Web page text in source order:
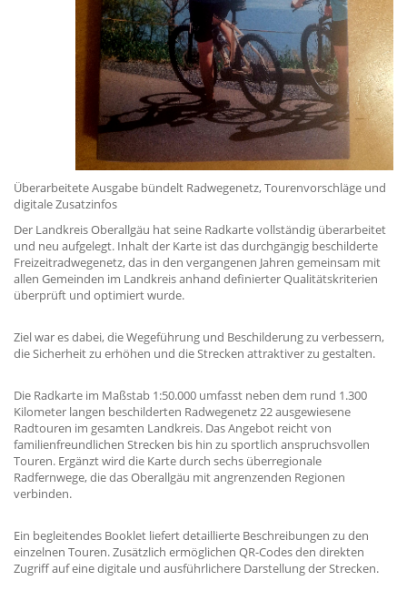
Überarbeitete Ausgabe bündelt Radwegenetz, Tourenvorschläge und
digitale Zusatzinfos
Der Landkreis Oberallgäu hat seine Radkarte vollständig überarbeitet
und neu aufgelegt. Inhalt der Karte ist das durchgängig beschilderte
Freizeitradwegenetz, das in den vergangenen Jahren gemeinsam mit
allen Gemeinden im Landkreis anhand definierter Qualitätskriterien
überprüft und optimiert wurde.
Ziel war es dabei, die Wegeführung und Beschilderung zu verbessern,
die Sicherheit zu erhöhen und die Strecken attraktiver zu gestalten.
Die Radkarte im Maßstab 1:50.000 umfasst neben dem rund 1.300
Kilometer langen beschilderten Radwegenetz 22 ausgewiesene
Radtouren im gesamten Landkreis. Das Angebot reicht von
familienfreundlichen Strecken bis hin zu sportlich anspruchsvollen
Touren. Ergänzt wird die Karte durch sechs überregionale
Radfernwege, die das Oberallgäu mit angrenzenden Regionen
verbinden.
Ein begleitendes Booklet liefert detaillierte Beschreibungen zu den
einzelnen Touren. Zusätzlich ermöglichen QR-Codes den direkten
Zugriff auf eine digitale und ausführlichere Darstellung der Strecken.